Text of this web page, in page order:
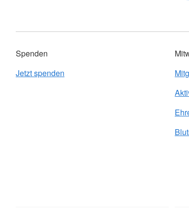
Spenden
Jetzt spenden